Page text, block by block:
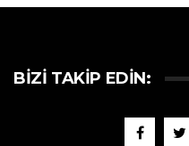
BIZI TAKIP EDIN: